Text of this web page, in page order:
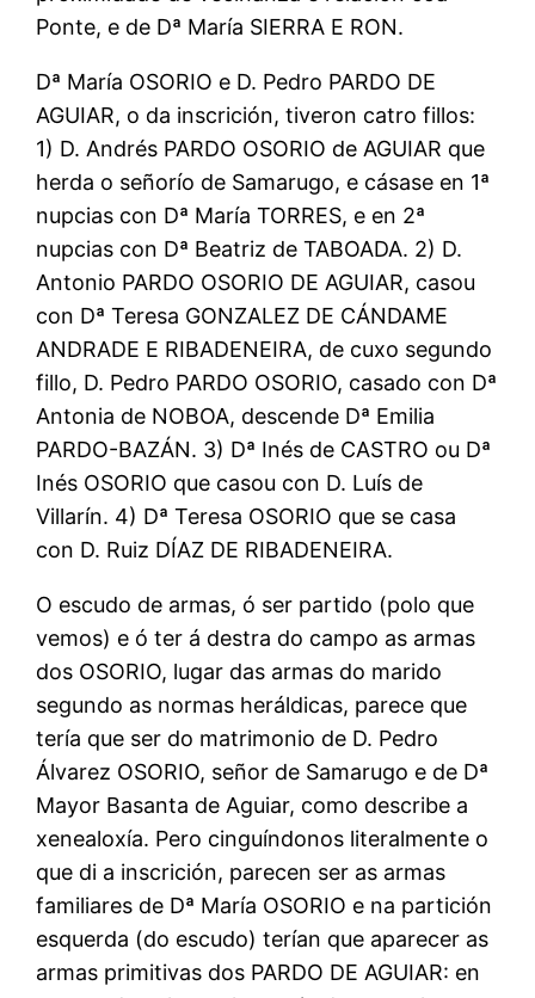
Ponte, e de Dª María SIERRA E RON.
Dª María OSORIO e D. Pedro PARDO DE
AGUIAR, o da inscrición, tiveron catro fillos:
1) D. Andrés PARDO OSORIO de AGUIAR que
herda o señorío de Samarugo, e cásase en 1ª
nupcias con Dª María TORRES, e en 2ª
nupcias con Dª Beatriz de TABOADA. 2) D.
Antonio PARDO OSORIO DE AGUIAR, casou
con Dª Teresa GONZALEZ DE CÁNDAME
ANDRADE E RIBADENEIRA, de cuxo segundo
fillo, D. Pedro PARDO OSORIO, casado con Dª
Antonia de NOBOA, descende Dª Emilia
PARDO-BAZÁN. 3) Dª Inés de CASTRO ou Dª
Inés OSORIO que casou con D. Luís de
Villarín. 4) Dª Teresa OSORIO que se casa
con D. Ruiz DÍAZ DE RIBADENEIRA.
O escudo de armas, ó ser partido (polo que
vemos) e ó ter á destra do campo as armas
dos OSORIO, lugar das armas do marido
segundo as normas heráldicas, parece que
tería que ser do matrimonio de D. Pedro
Álvarez OSORIO, señor de Samarugo e de Dª
Mayor Basanta de Aguiar, como describe a
xenealoxía. Pero cinguíndonos literalmente o
que di a inscrición, parecen ser as armas
familiares de Dª María OSORIO e na partición
esquerda (do escudo) terían que aparecer as
armas primitivas dos PARDO DE AGUIAR: en